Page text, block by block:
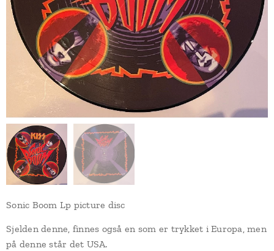
Sonic Boom Lp picture disc
Sjelden denne, finnes også en som er trykket i Europa, men
på denne står det USA.